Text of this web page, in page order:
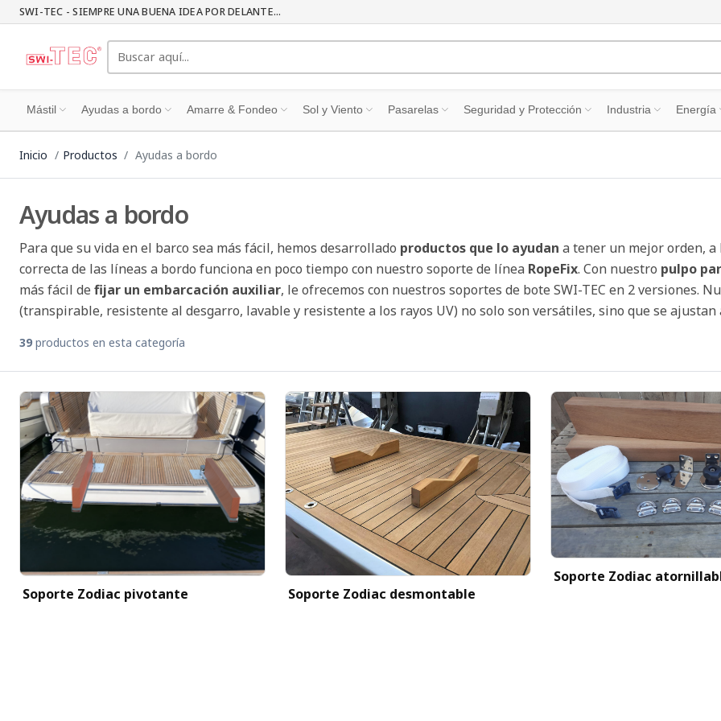
SWI-TEC - SIEMPRE UNA BUENA IDEA POR DELANTE...
Mástil Ayudas a bordo Amarre & Fondeo Sol y Viento Pasarelas Seguridad y Protección Industria Energía
Inicio Productos Ayudas a bordo
Ayudas a bordo
Para que su vida en el barco sea más fácil, hemos desarrollado productos que lo ayudan a tener un mejor orden,
correcta de las líneas a bordo funciona en poco tiempo con nuestro soporte de línea RopeFix. Con nuestro pulpo
más fácil de fijar un embarcación auxiliar, le ofrecemos con nuestros soportes de bote SWI-TEC en 2 versiones.
(transpirable, resistente al desgarro, lavable y resistente a los rayos UV) no solo son versátiles, sino que se ajustan
39 productos en esta categoría
Soporte Zodiac pivotante Soporte Zodiac desmontable
Soporte Zodiac